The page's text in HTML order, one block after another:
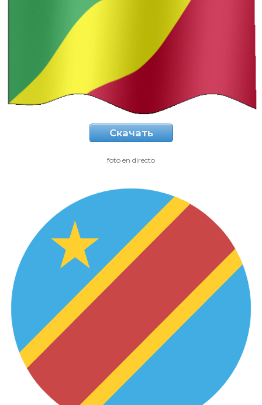
Скачать
foto en directo